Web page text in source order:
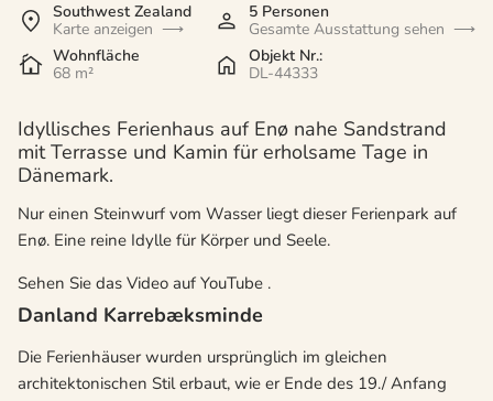
Southwest Zealand
Karte anzeigen
5 Personen
Gesamte Ausstattung sehen
Wohnfläche
68 m²
Objekt Nr.:
DL-44333
Idyllisches Ferienhaus auf Enø nahe Sandstrand
mit Terrasse und Kamin für erholsame Tage in
Dänemark.
Nur einen Steinwurf vom Wasser liegt dieser Ferienpark auf
Enø. Eine reine Idylle für Körper und Seele.
Sehen Sie das Video auf YouTube .
Danland Karrebæksminde
Die Ferienhäuser wurden ursprünglich im gleichen
architektonischen Stil erbaut, wie er Ende des 19./ Anfang